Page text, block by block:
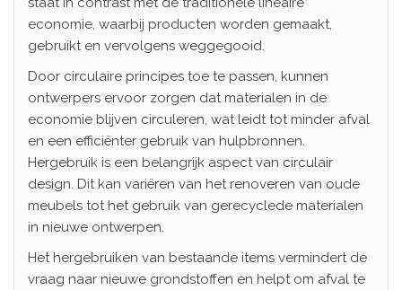
economie, waarbij producten worden gemaakt,
gebruikt en vervolgens weggegooid.
Door circulaire principes toe te passen, kunnen
ontwerpers ervoor zorgen dat materialen in de
economie blijven circuleren, wat leidt tot minder afval
en een efficiënter gebruik van hulpbronnen.
Hergebruik is een belangrijk aspect van circulair
design. Dit kan variëren van het renoveren van oude
meubels tot het gebruik van gerecyclede materialen
in nieuwe ontwerpen.
Het hergebruiken van bestaande items vermindert de
vraag naar nieuwe grondstoffen en helpt om afval te